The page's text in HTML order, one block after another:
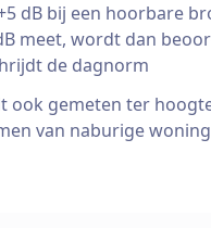
dB bij een hoorbare
meet, wordt dan
de dagnorm
ook gemeten ter
van naburige